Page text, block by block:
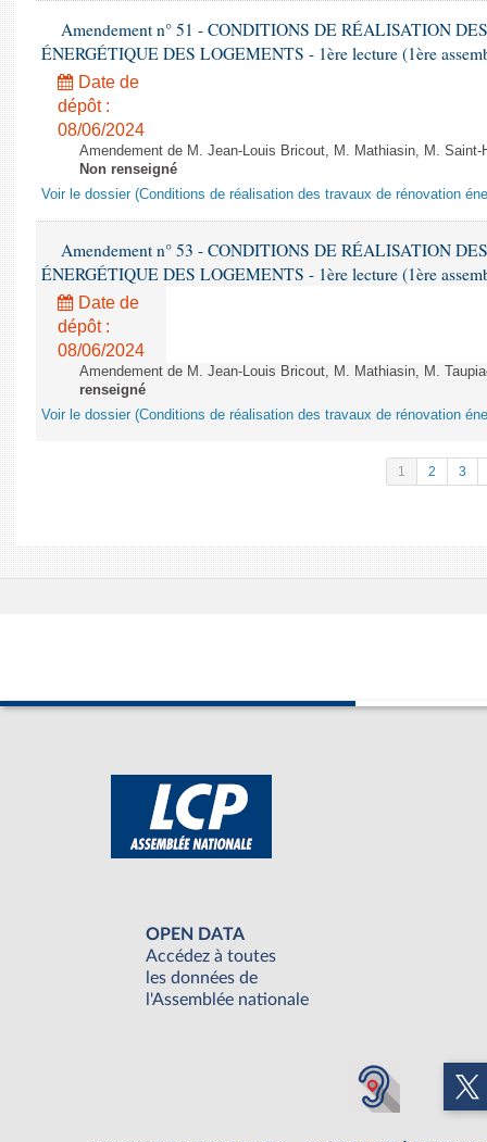
Amendement n° 51 - CONDITIONS DE RÉALISATION
ÉNERGÉTIQUE DES LOGEMENTS - 1ère lecture (1ère
Date de
dépôt :
08/06/2024
Amendement de M. Jean-Louis Bricout, M. Mathiasin, M.
Non renseigné
Voir le dossier (Conditions de réalisation des travaux de rénovation
Amendement n° 53 - CONDITIONS DE RÉALISATION
ÉNERGÉTIQUE DES LOGEMENTS - 1ère lecture (1ère
Date de
dépôt :
08/06/2024
Amendement de M. Jean-Louis Bricout, M. Mathiasin, M.
renseigné
Voir le dossier (Conditions de réalisation des travaux de rénovation
1 2 3
OPEN DATA
Accédez à toutes
les données de
l'Assemblée nationale